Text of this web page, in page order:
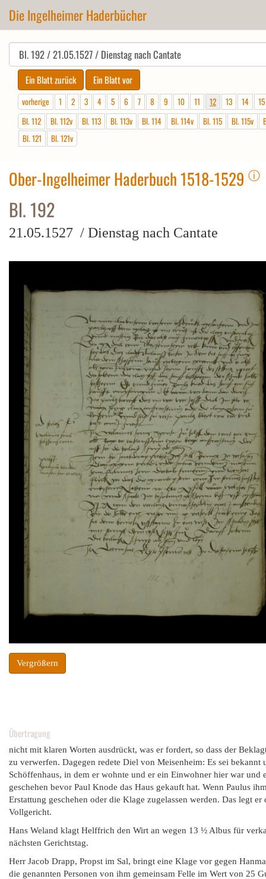
Die Ingelheimer Haderbücher
vorherige 1 2 3 4 5 6 7 8 9 10 11 12 13 14
15
Bl. 112
Bl. 112v Bl. 113 Bl. 113v Bl. 114 Bl. 114v Bl. 115 Bl. 115v
Bl. 121
Bl. 121v
Ober-Ingelheimer Haderbuch 1518-1529 ⓘ
Bl. 192
21.05.1527 / Dienstag nach Cantate
Vergrößern
Übertragung
nicht mit klaren Worten ausdrückt, was er fordert, so dass der
zu verwerfen. Dagegen redete Diel von Meisenheim: Es sei
Schöffenhaus, in dem er wohnte und er ein Einwohner hier war und
geschehen bevor Paul Knode das Haus gekauft hat. Wenn Paulus
Erstattung geschehen oder die Klage zugelassen werden. Das legt
Vollgericht.
Hans Weland klagt Helffrich den Wirt an wegen 13 ½ Albus für
nächsten Gerichtstag.
Herr Jacob Drapp, Propst im Sal, bringt eine Klage vor gegen
die genannten Personen von ihm gemeinsam Felle im Wert von 25